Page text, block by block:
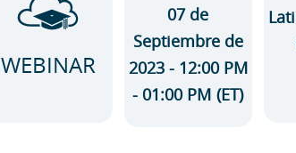
WEBINAR
07 de
Septiembre de
2023 - 12:00 PM
- 01:00 PM (ET)